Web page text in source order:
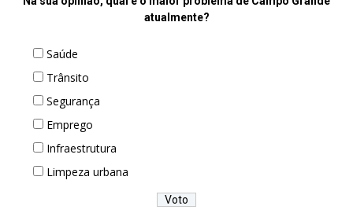
atualmente?
Saúde
Trânsito
Segurança
Emprego
Infraestrutura
Limpeza urbana